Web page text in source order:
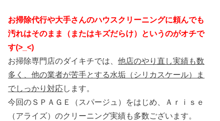
お掃除代行や大手さんのハウスクリーニングに頼んでも
汚れはそのまま（またはキズだらけ）というのがオチで
す(>_<)
お掃除専門店のダイキチでは、他店のやり直し実績も数
多く、他の業者が苦手とする水垢（シリカスケール）ま
でしっかり対応します。
今回のＳＰＡＧＥ（スパージュ）をはじめ、Ａｒｉｓｅ
（アライズ）のクリーニング実績も多数ございます。